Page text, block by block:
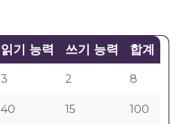
읽기 능력 쓰기 능력 합계
3 2 8
40 15 100